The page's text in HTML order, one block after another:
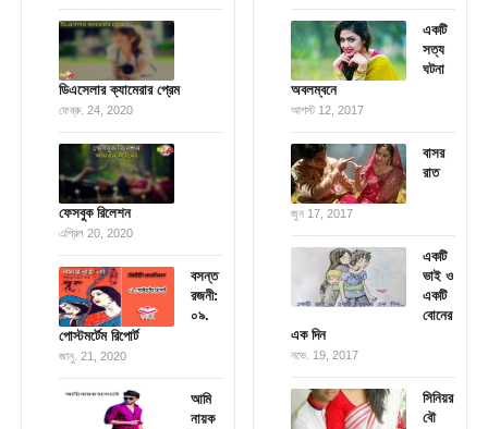
ডিএসেলার ক্যামেরার প্রেম
ফেব্রু. 24, 2020
ফেসবুক রিলেশন
এপ্রিল 20, 2020
বসন্ত
রজনী:
০৯.
পোস্টমর্টেম রিপোর্ট
জানু. 21, 2020
আমি
নায়ক
একটি
সত্য
ঘটনা
অবলম্বনে
আগস্ট 12, 2017
বাসর
রাত
জুন 17, 2017
একটি
ভাই ও
একটি
বোনের
এক দিন
নভে. 19, 2017
সিনিয়র
বৌ